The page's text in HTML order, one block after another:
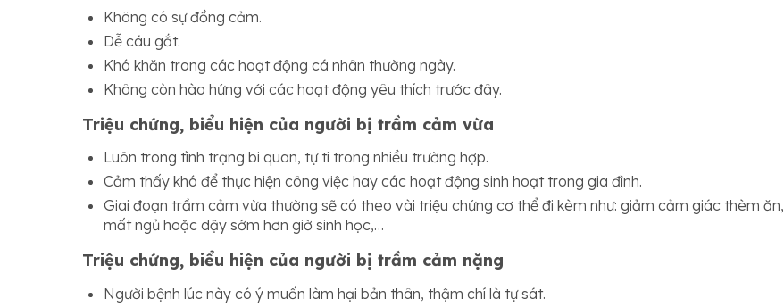
Không có sự đồng cảm.
Dễ cáu gắt.
Khó khăn trong các hoạt động cá nhân thường ngày.
Không còn hào hứng với các hoạt động yêu thích trước đây.
Triệu chứng, biểu hiện của người bị trầm cảm vừa
Luôn trong tình trạng bi quan, tự ti trong nhiều trường hợp.
Cảm thấy khó để thực hiện công việc hay các hoạt động sinh hoạt trong gia đình.
Giai đoạn trầm cảm vừa thường sẽ có theo vài triệu chứng cơ thể đi kèm như: giảm cảm giác thèm ăn,
mất ngủ hoặc dậy sớm hơn giờ sinh học,…
Triệu chứng, biểu hiện của người bị trầm cảm nặng
Người bệnh lúc này có ý muốn làm hại bản thân, thậm chí là tự sát.